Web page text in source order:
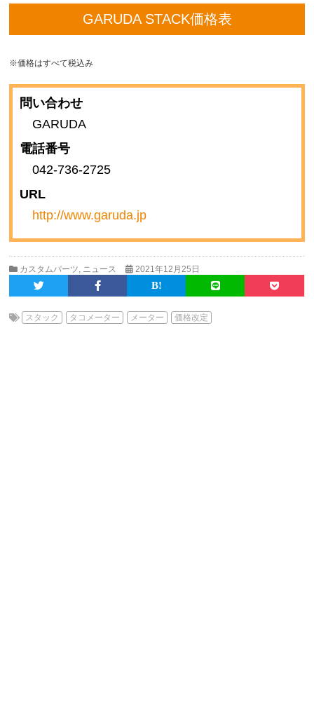
GARUDA STACK価格表
※価格はすべて税込み
問い合わせ
GARUDA
電話番号
042-736-2725
URL
http://www.garuda.jp
カスタムパーツ, ニュース 2021年12月25日
スタック タコメーター メーター 価格改定